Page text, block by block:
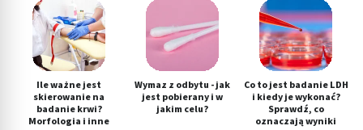
Ile ważne jest
skierowanie na
badanie krwi?
Morfologia i inne
Wymaz z odbytu - jak
jest pobierany i w
jakim celu?
Co to jest badanie LDH
i kiedy je wykonać?
Sprawdź, co
oznaczają wyniki